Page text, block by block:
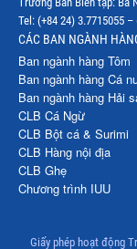
Tel: (+84 24) 3.7715055
CÁC BAN NGÀNH
Ban ngành hàng Tôm
Ban ngành hàng Cá
Ban ngành hàng Hải
CLB Cá Ngừ
CLB Bột cá & Surimi
CLB Hàng nội địa
CLB Ghẹ
Chương trình IUU
Giấy phép hoạt động